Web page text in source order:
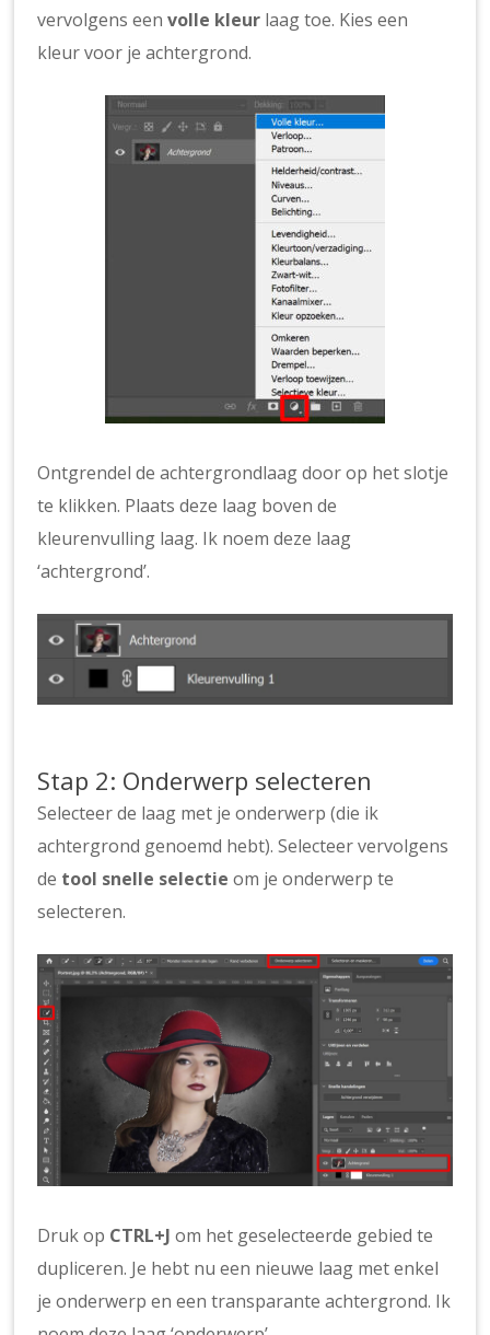
vervolgens eenvolle kleur laag toe. Kies een
kleur voor je achtergrond.
Ontgrendel de achtergrondlaag door op het slotje
te klikken. Plaats deze laag boven de
kleurenvulling laag. Ik noem deze laag
‘achtergrond’.
Stap 2: Onderwerp selecteren
Selecteer de laag met je onderwerp (die ik
achtergrond genoemd hebt). Selecteer vervolgens
de tool snelle selectie om je onderwerp te
selecteren.
Druk op CTRL+J om het geselecteerde gebied te
dupliceren. Je hebt nu een nieuwe laag met enkel
je onderwerp en een transparante achtergrond. Ik